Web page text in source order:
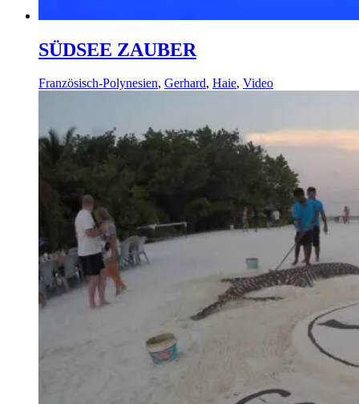
SÜDSEE ZAUBER
Französisch-Polynesien, Gerhard, Haie, Video